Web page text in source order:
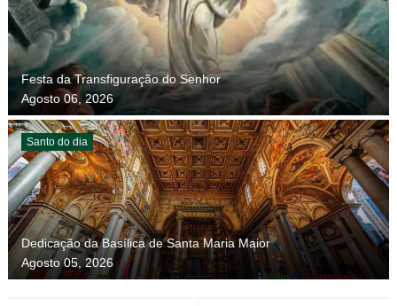
Festa da Transfiguração do Senhor
Agosto 06, 2026
Santo do dia
Dedicação da Basílica de Santa Maria Maior
Agosto 05, 2026